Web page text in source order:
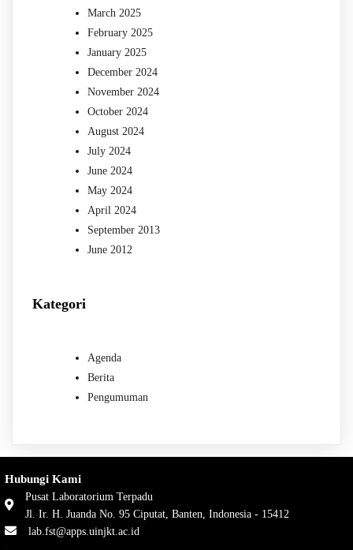
March 2025
February 2025
January 2025
December 2024
November 2024
October 2024
August 2024
July 2024
June 2024
May 2024
April 2024
September 2013
June 2012
Kategori
Agenda
Berita
Pengumuman
Hubungi Kami
Pusat Laboratorium Terpadu
Jl. Ir. H. Juanda No. 95 Ciputat, Banten, Indonesia - 15412
lab.fst@apps.uinjkt.ac.id